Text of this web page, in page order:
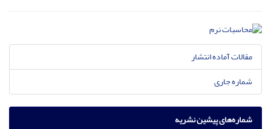
مقالات آماده انتشار
شماره جاری
شماره‌های پیشین نشریه